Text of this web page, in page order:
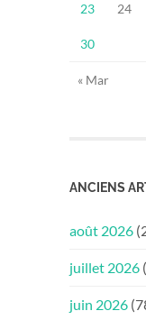
23 24
30
« Mar
ANCIENS
août 2026
juillet 2026
juin 2026